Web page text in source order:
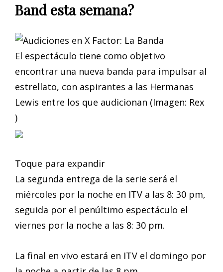
Band esta semana?
El espectáculo tiene como objetivo
encontrar una nueva banda para impulsar al
estrellato, con aspirantes a las Hermanas
Lewis entre los que audicionan (Imagen: Rex
)
Toque para expandir
La segunda entrega de la serie será el
miércoles por la noche en ITV a las 8: 30 pm,
seguida por el penúltimo espectáculo el
viernes por la noche a las 8: 30 pm.
La final en vivo estará en ITV el domingo por